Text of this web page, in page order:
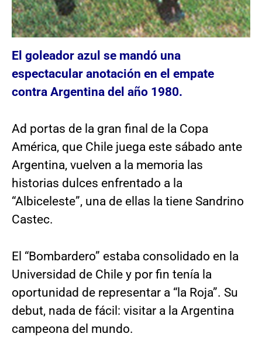
El goleador azul se mandó una
espectacular anotación en el empate
contra Argentina del año 1980.
Ad portas de la gran final de la Copa
América, que Chile juega este sábado ante
Argentina, vuelven a la memoria las
historias dulces enfrentado a la
“Albiceleste”, una de ellas la tiene Sandrino
Castec.
El “Bombardero” estaba consolidado en la
Universidad de Chile y por fin tenía la
oportunidad de representar a “la Roja”. Su
debut, nada de fácil: visitar a la Argentina
campeona del mundo.